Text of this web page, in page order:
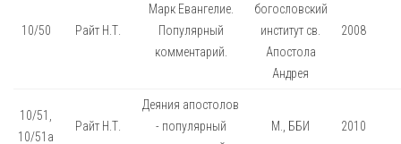
10/50 Райт Н.Т.
Марк Евангелие.
Популярный
комментарий.
богословский
институт св.
Апостола
Андрея
2008
10/51,
10/51а
Райт Н.Т.
Деяния апостолов
- популярный
М., ББИ 2010